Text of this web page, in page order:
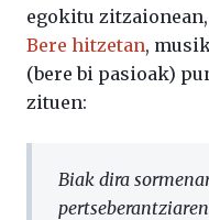
egokitu
Bere hitzetan,
(bere bi pasioak)
zituen:
Biak dira